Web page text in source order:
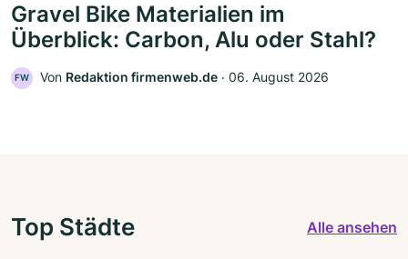
Gravel Bike Materialien im
Überblick: Carbon, Alu oder Stahl?
FW Von Redaktion firmenweb.de ‧ 06. August 2026
Top Städte Alle ansehen